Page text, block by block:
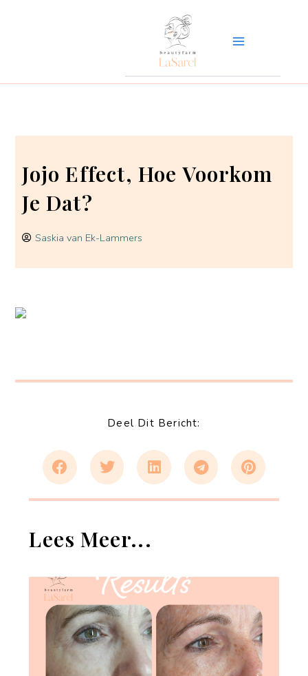
Jojo Effect, Hoe Voorkom
Je Dat?
Saskia van Ek-Lammers
Deel Dit Bericht:
Lees Meer...